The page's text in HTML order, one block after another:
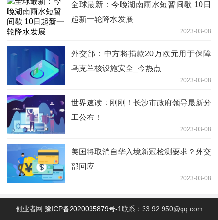
全球最新：今晚湖南雨水短暂间歇 10日
起新一轮降水发展
2023-03-08
外交部：中方将捐款20万欧元用于保障
乌克兰核设施安全_今热点
2023-03-08
世界速读：刚刚！长沙市政府领导最新分
工公布！
2023-03-08
美国将取消自华入境新冠检测要求？外交
部回应
2023-03-08
创业者网 豫ICP备2020035879号-1联系：33 92 950@qq.com